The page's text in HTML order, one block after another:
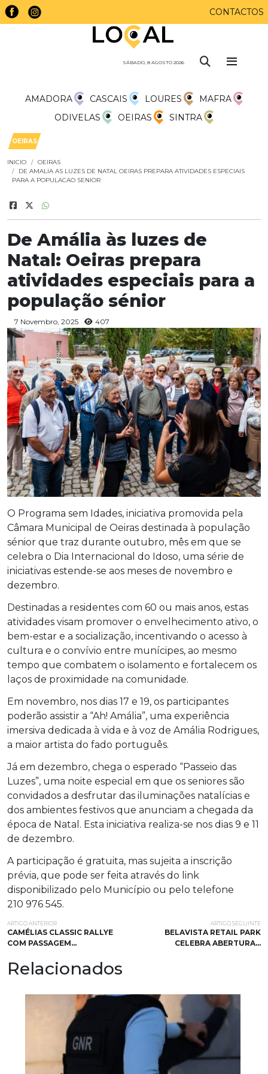
CONTACTOS
SÁBADO, 8 AGOSTO 2026
AMADORA CASCAIS LOURES
MAFRA
ODIVELAS
OEIRAS SINTRA
OEIRAS
INICIO
OEIRAS
DE AMALIA AS LUZES DE NATAL OEIRAS PREPARA ATIVIDADES ESPECIAIS
PARA A POPULACAO SENIOR
De Amália às luzes de
Natal: Oeiras prepara
atividades especiais para a
população sénior
7 Novembro, 2025 407
O Programa sem Idades, iniciativa promovida pela
Câmara Municipal de Oeiras destinada à população
sénior que traz durante outubro, mês em que se
celebra o Dia Internacional do Idoso, uma série de
iniciativas estende-se aos meses de novembro e
dezembro.
Destinadas a residentes com 60 ou mais anos, estas
atividades visam promover o envelhecimento ativo, o
bem-estar e a socialização, incentivando o acesso à
cultura e o convívio entre munícipes, ao mesmo
tempo que combatem o isolamento e fortalecem os
laços de proximidade na comunidade.
Em novembro, nos dias 17 e 19, os participantes
poderão assistir a “Ah! Amália”, uma experiência
imersiva dedicada à vida e à voz de Amália Rodrigues,
a maior artista do fado português.
Já em dezembro, chega o esperado “Passeio das
Luzes”, uma noite especial em que os seniores são
convidados a desfrutar das iluminações natalícias e
dos ambientes festivos que anunciam a chegada da
época de Natal. Esta iniciativa realiza-se nos dias 9 e 11
de dezembro.
A participação é gratuita, mas sujeita a inscrição
prévia, que pode ser feita através do link
disponibilizado pelo Município ou pelo telefone
210 976 545.
ARTIGO ANTERIOR
CAMÉLIAS CLASSIC RALLYE
COM PASSAGEM…
ARTIGO SEGUINTE
BELAVISTA RETAIL PARK
CELEBRA ABERTURA…
Relacionados